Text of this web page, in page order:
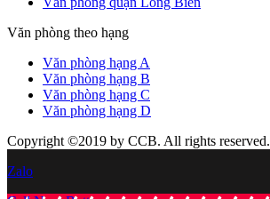
Văn phòng theo hạng
Văn phòng hạng A
Văn phòng hạng B
Văn phòng hạng C
Văn phòng hạng D
Copyright ©2019 by CCB. All rights reserved.
Zalo